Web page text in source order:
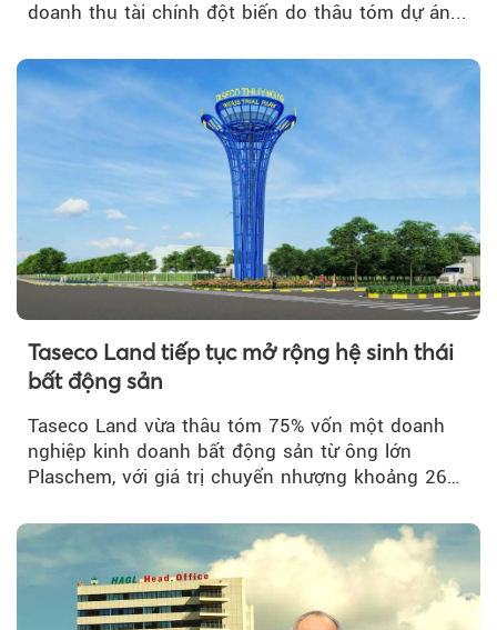
doanh thu tài chính đột biến do thâu tóm dự án...
Taseco Land tiếp tục mở rộng hệ sinh thái
bất động sản
Taseco Land vừa thâu tóm 75% vốn một doanh
nghiệp kinh doanh bất động sản từ ông lớn
Plaschem, với giá trị chuyển nhượng khoảng 262